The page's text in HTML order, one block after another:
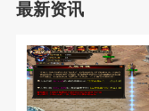
最新资讯